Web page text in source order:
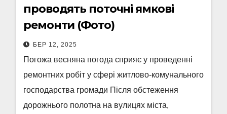
проводять поточні ямкові
ремонти (Фото)
БЕР 12, 2025
Погожа весняна погода сприяє у проведенні
ремонтних робіт у сфері житлово-комунального
господарства громади Після обстеження
дорожнього полотна на вулицях міста,